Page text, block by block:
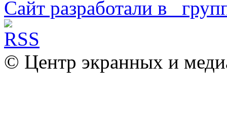
Сайт разработали в
© Центр экранных и